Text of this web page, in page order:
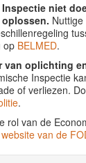
niet
op BELMED.
van oplichting
Inspectie
of verliezen.
.
rol van de
van de